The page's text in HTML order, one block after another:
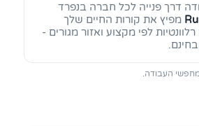
דרך פנייה לכל חברה בנפרד
מפיץ את קורות החיים שלך
לפי מקצוע ואזור מגורים -
העבודה.